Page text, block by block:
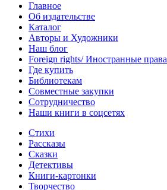
Главное
Об издательстве
Каталог
Авторы и Художники
Наш блог
Foreign rights/ Иностранные права
Где купить
Библиотекам
Совместные закупки
Сотрудничество
Наши книги в соцсетях
Стихи
Рассказы
Сказки
Детективы
Книги-картонки
Творчество